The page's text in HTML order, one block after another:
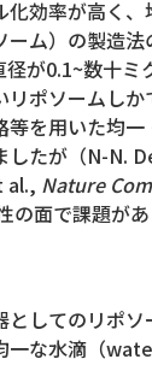
化効率が高く
ム）の製造
が0.1~数十ミ
ポソームしか
等を用いた均
したが（N-N.
al., Nature
面で課題があ
してのリポソ
一な水滴（